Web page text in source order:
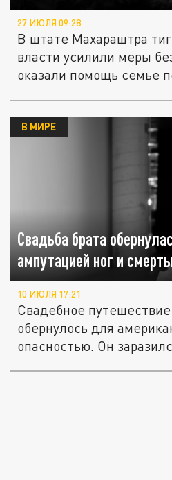
27 ИЮЛЯ 09:28
В штате Махараштра
власти усилили меры
оказали помощь семье
Свадьба брата
ампутацией ног и
В МИРЕ
10 ИЮЛЯ 17:21
Свадебное
обернулось для
опасностью. Он